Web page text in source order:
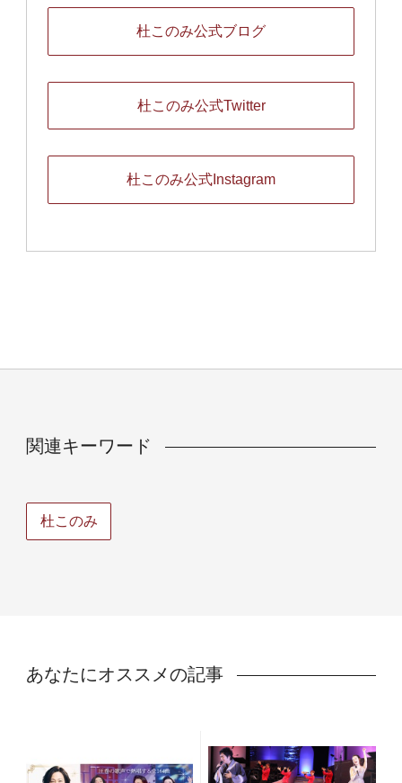
杜このみ公式ブログ
杜このみ公式Twitter
杜このみ公式Instagram
関連キーワード
杜このみ
あなたにオススメの記事